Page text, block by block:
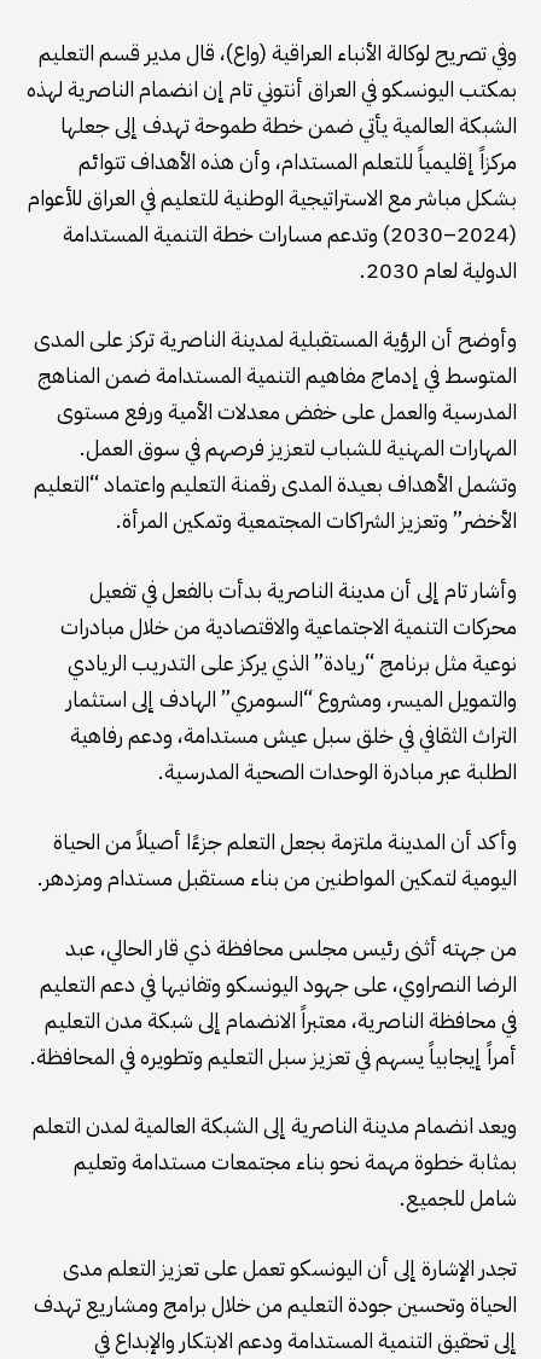
وفي تصريح لوكالة الأنباء العراقية (واع)، قال مدير قسم التعليم
بمكتب اليونسكو في العراق أنتوني تام إن انضمام الناصرية لهذه
الشبكة العالمية يأتي ضمن خطة طموحة تهدف إلى جعلها
مركزاً إقليمياً للتعلم المستدام، وأن هذه الأهداف تتوائم
بشكل مباشر مع الاستراتيجية الوطنية للتعليم في العراق للأعوام
(2024–2030) وتدعم مسارات خطة التنمية المستدامة
الدولية لعام 2030.
وأوضح أن الرؤية المستقبلية لمدينة الناصرية تركز على المدى
المتوسط في إدماج مفاهيم التنمية المستدامة ضمن المناهج
المدرسية والعمل على خفض معدلات الأمية ورفع مستوى
المهارات المهنية للشباب لتعزيز فرصهم في سوق العمل.
وتشمل الأهداف بعيدة المدى رقمنة التعليم واعتماد “التعليم
الأخضر” وتعزيز الشراكات المجتمعية وتمكين المرأة.
وأشار تام إلى أن مدينة الناصرية بدأت بالفعل في تفعيل
محركات التنمية الاجتماعية والاقتصادية من خلال مبادرات
نوعية مثل برنامج “ريادة” الذي يركز على التدريب الريادي
والتمويل الميسر، ومشروع “السومري” الهادف إلى استثمار
التراث الثقافي في خلق سبل عيش مستدامة، ودعم رفاهية
الطلبة عبر مبادرة الوحدات الصحية المدرسية.
وأكد أن المدينة ملتزمة بجعل التعلم جزءًا أصيلاً من الحياة
اليومية لتمكين المواطنين من بناء مستقبل مستدام ومزدهر.
من جهته أثنى رئيس مجلس محافظة ذي قار الحالي، عبد
الرضا النصراوي، على جهود اليونسكو وتفانيها في دعم التعليم
في محافظة الناصرية، معتبراً الانضمام إلى شبكة مدن التعليم
أمراً إيجابياً يسهم في تعزيز سبل التعليم وتطويره في المحافظة.
ويعد انضمام مدينة الناصرية إلى الشبكة العالمية لمدن التعلم
بمثابة خطوة مهمة نحو بناء مجتمعات مستدامة وتعليم
شامل للجميع.
تجدر الإشارة إلى أن اليونسكو تعمل على تعزيز التعلم مدى
الحياة وتحسين جودة التعليم من خلال برامج ومشاريع تهدف
إلى تحقيق التنمية المستدامة ودعم الابتكار والإبداع في